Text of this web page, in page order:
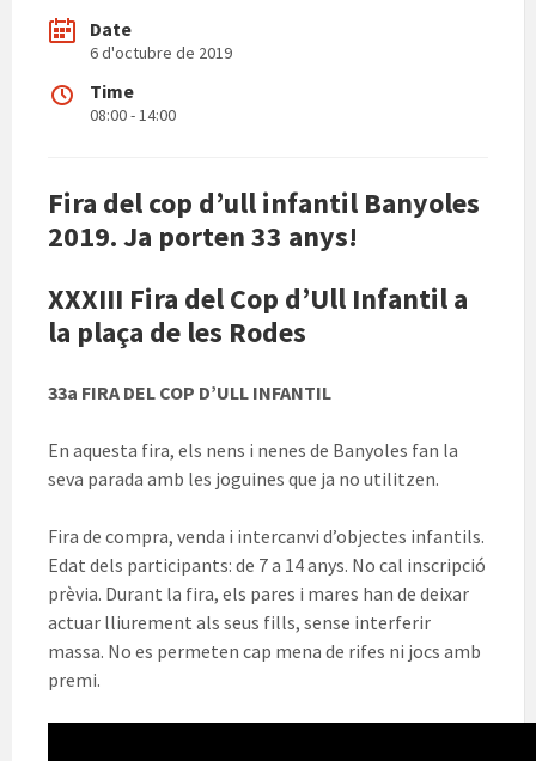
Date
6 d'octubre de 2019
Time
08:00 - 14:00
Fira del cop d’ull infantil Banyoles
2019. Ja porten 33 anys!
XXXIII Fira del Cop d’Ull Infantil a
la plaça de les Rodes
33a FIRA DEL COP D’ULL INFANTIL
En aquesta fira, els nens i nenes de Banyoles fan la
seva parada amb les joguines que ja no utilitzen.
Fira de compra, venda i intercanvi d’objectes infantils.
Edat dels participants: de 7 a 14 anys. No cal inscripció
prèvia. Durant la fira, els pares i mares han de deixar
actuar lliurement als seus fills, sense interferir
massa. No es permeten cap mena de rifes ni jocs amb
premi.